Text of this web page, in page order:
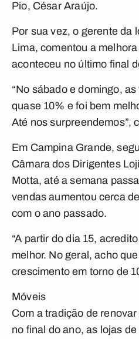
Pio, César Araújo.
Por sua vez, o gerente da
Lima, comentou a
aconteceu no último final
“No sábado e domingo,
quase 10% e foi bem
Até nos surpreendemos”,
Em Campina Grande,
Câmara dos Dirigentes
Motta, até a semana
vendas aumentou cerca
com o ano passado.
“A partir do dia 15,
melhor. No geral, acho
crescimento em torno de
Móveis
Com a tradição de
no final do ano, as lojas